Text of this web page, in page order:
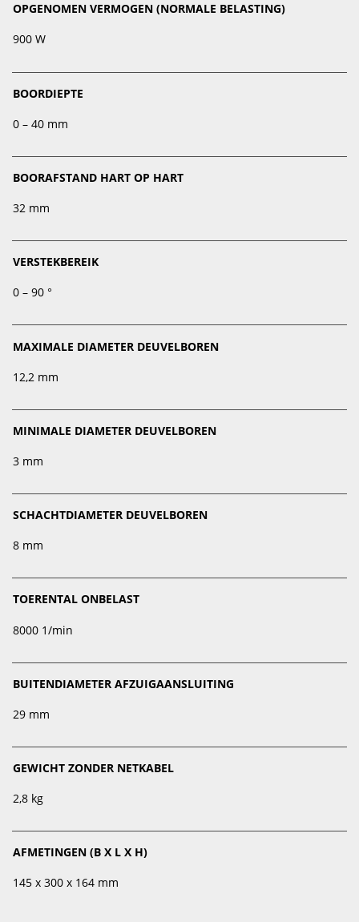
OPGENOMEN VERMOGEN (NORMALE BELASTING)
900 W
BOORDIEPTE
0 – 40 mm
BOORAFSTAND HART OP HART
32 mm
VERSTEKBEREIK
0 – 90 °
MAXIMALE DIAMETER DEUVELBOREN
12,2 mm
MINIMALE DIAMETER DEUVELBOREN
3 mm
SCHACHTDIAMETER DEUVELBOREN
8 mm
TOERENTAL ONBELAST
8000 1/min
BUITENDIAMETER AFZUIGAANSLUITING
29 mm
GEWICHT ZONDER NETKABEL
2,8 kg
AFMETINGEN (B X L X H)
145 x 300 x 164 mm